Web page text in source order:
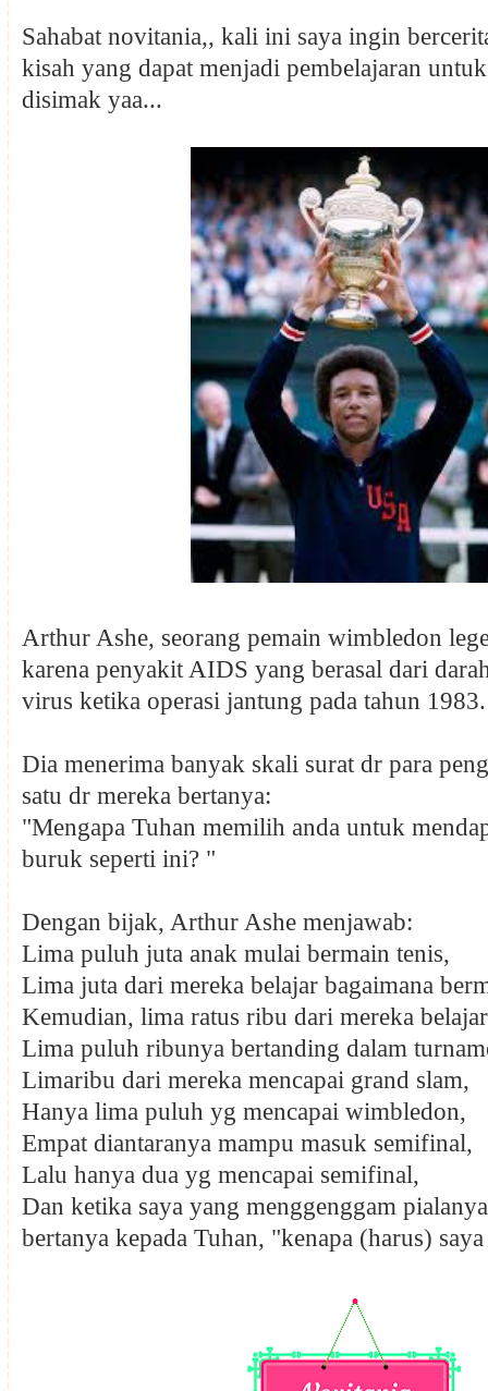
Sahabat novitania,, kali ini saya ingin
kisah yang dapat menjadi pembelajaran
disimak yaa...
Arthur Ashe, seorang pemain wimbledon
karena penyakit AIDS yang berasal dari
virus ketika operasi jantung pada tahun 1983.
Dia menerima banyak skali surat dr para
satu dr mereka bertanya:
"Mengapa Tuhan memilih anda untuk
buruk seperti ini? "
Dengan bijak, Arthur Ashe menjawab:
Lima puluh juta anak mulai bermain tenis,
Lima juta dari mereka belajar bagaimana
Kemudian, lima ratus ribu dari mereka
Lima puluh ribunya bertanding dalam
Limaribu dari mereka mencapai grand slam,
Hanya lima puluh yg mencapai wimbledon,
Empat diantaranya mampu masuk semifinal,
Lalu hanya dua yg mencapai semifinal,
Dan ketika saya yang menggenggam
bertanya kepada Tuhan, "kenapa (harus)